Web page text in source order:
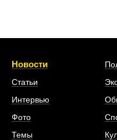
Новости
Статьи
Интервью
Фото
Темы